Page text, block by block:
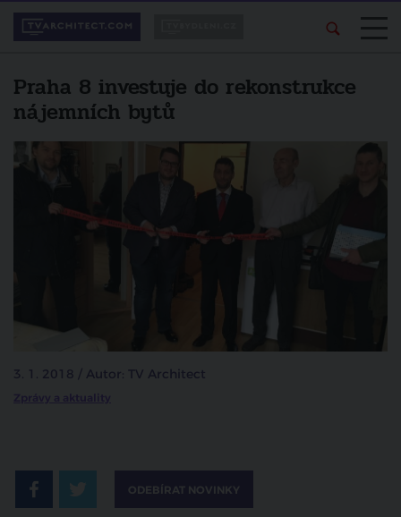
Praha 8 investuje do rekonstrukce
nájemních bytů
3. 1. 2018 / Autor: TV Architect
Zprávy a aktuality
ODEBÍRAT NOVINKY